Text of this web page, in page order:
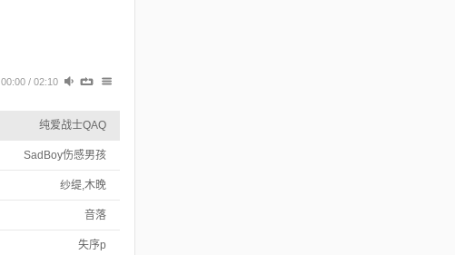
00:00 / 02:10
纯爱战士QAQ
SadBoy伤感男孩
纱缇,木晚
音落
失序p